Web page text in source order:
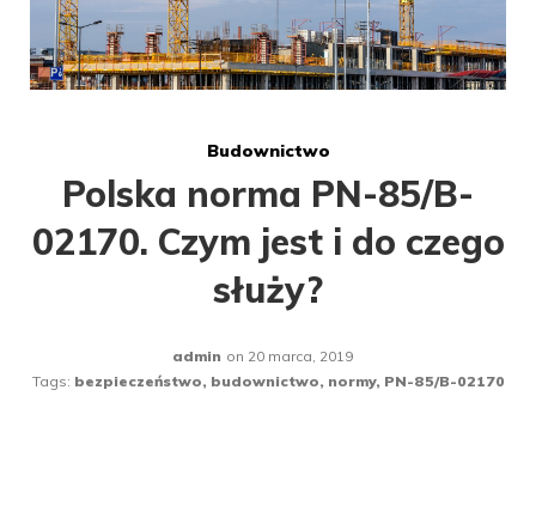
Budownictwo
Polska norma PN-85/B-
02170. Czym jest i do czego
służy?
admin on 20 marca, 2019
Tags: bezpieczeństwo, budownictwo, normy, PN-85/B-02170